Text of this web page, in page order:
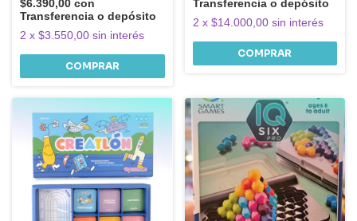
$6.390,00 con
Transferencia o depósito
2 x $3.550,00 sin interés
Transferencia o depósito
2 x $14.000,00 sin interés